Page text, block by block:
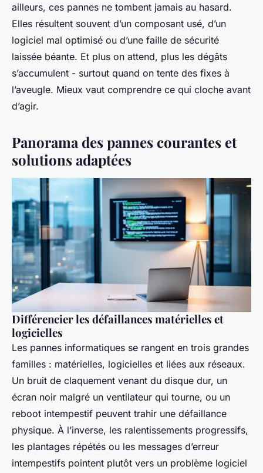
ailleurs, ces pannes ne tombent jamais au hasard.
Elles résultent souvent d’un composant usé, d’un
logiciel mal optimisé ou d’une faille de sécurité
laissée béante. Et plus on attend, plus les dégâts
s’accumulent - surtout quand on tente des fixes à
l’aveugle. Mieux vaut comprendre ce qui cloche avant
d’agir.
Panorama des pannes courantes et
solutions adaptées
Différencier les défaillances matérielles et
logicielles
Les pannes informatiques se rangent en trois grandes
familles : matérielles, logicielles et liées aux réseaux.
Un bruit de claquement venant du disque dur, un
écran noir malgré un ventilateur qui tourne, ou un
reboot intempestif peuvent trahir une défaillance
physique. À l’inverse, les ralentissements progressifs,
les plantages répétés ou les messages d’erreur
intempestifs pointent plutôt vers un problème logiciel